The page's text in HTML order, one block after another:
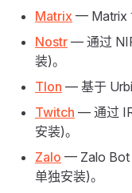
Matrix — Matrix
Nostr — 通过
装)。
Tlon — 基于
Twitch — 通过
安装)。
Zalo — Zalo Bot
单独安装)。